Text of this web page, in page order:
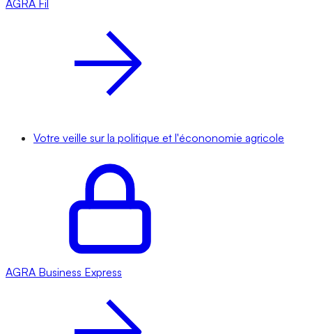
AGRA Fil
Votre veille sur la politique et l'écononomie agricole
AGRA Business Express